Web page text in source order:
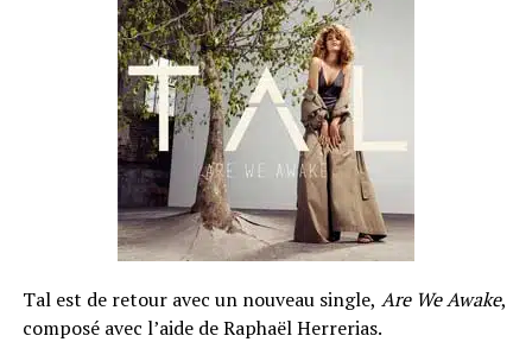
Tal est de retour avec un nouveau single, Are We Awake,
composé avec l’aide de Raphaël Herrerias.